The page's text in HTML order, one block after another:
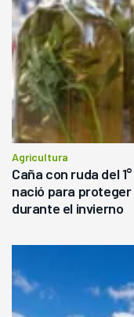
Agricultura
Caña con ruda del
nació para proteger
durante el invierno